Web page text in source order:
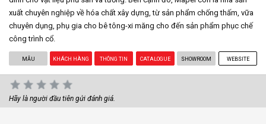
xuất chuyên nghiệp về hóa chất xây dựng, từ sản phẩm chống thấm, vữa
chuyên dụng, phụ gia cho bê tông-xi măng cho đến sản phẩm phục chế
công trình cổ.
MẪU KHÁCH HÀNG THÔNG TIN CATALOGUE SHOWROOM WEBSITE
Hãy là người đầu tiên gửi đánh giá.